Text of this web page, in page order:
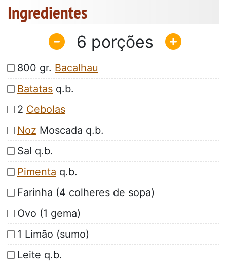
Ingredientes
6
800 gr. Bacalhau
Batatas q.b.
2 Cebolas
Noz Moscada q.b.
Sal q.b.
Pimenta q.b.
Farinha (4 colheres de sopa)
Ovo (1 gema)
1 Limão (sumo)
Leite q.b.